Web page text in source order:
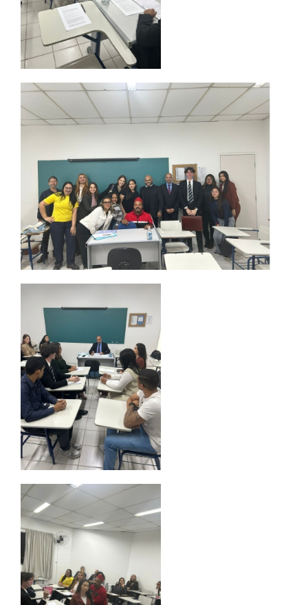
REPOSITÓRIO
MANUAIS
REGULAMENTOS
CPA
PPC
PLANOS
RESOLUÇÕES
RELATOS
LOGIN
WEBMAIL
PORTAL DE ALUNOS
PORTAL DE PROFESSORES/ACADÊMICO
UNIESP
CONTATO